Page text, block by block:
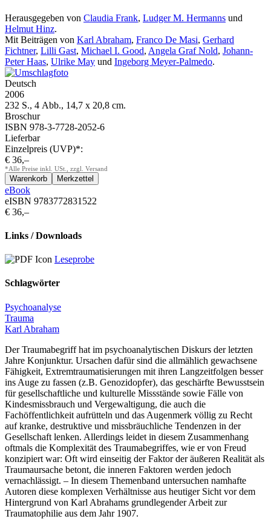
Herausgegeben von Claudia Frank, Ludger M. Hermanns und
Helmut Hinz.
Mit Beiträgen von Karl Abraham, Franco De Masi, Gerhard
Fichtner, Lilli Gast, Michael I. Good, Angela Graf Nold, Johann-
Peter Haas, Ulrike May und Ingeborg Meyer-Palmedo.
Deutsch
2006
232 S., 4 Abb., 14,7 x 20,8 cm.
Broschur
ISBN 978-3-7728-2052-6
Lieferbar
Einzelpreis (UVP)*:
€ 36,–
*Alle Preise inkl. USt., zzgl. Versand
eBook
eISBN 9783772831522
€ 36,–
Links / Downloads
Leseprobe
Schlagwörter
Psychoanalyse
Trauma
Karl Abraham
Der Traumabegriff hat im psychoanalytischen Diskurs der letzten
Jahre Konjunktur. Ursachen dafür sind die allmählich gewachsene
Fähigkeit, Extremtraumatisierungen mit ihren Langzeitfolgen besser
ins Auge zu fassen (z.B. Genozidopfer), das geschärfte Bewusstsein
für gesellschaftliche und kulturelle Missstände sowie Fälle von
Kindesmissbrauch und Vergewaltigung, die auch die
Fachöffentlichkeit aufrütteln und das Augenmerk völlig zu Recht
auf kranke, destruktive und missbräuchliche Tendenzen in der
Gesellschaft lenken. Allerdings leidet in diesem Zusammenhang
oftmals die Komplexität des Traumabegriffes, wie er von Freud
konzipiert war: Oft wird einseitig der Faktor der äußeren Realität als
Traumaursache betont, die inneren Faktoren werden jedoch
vernachlässigt. – In diesem Themenband untersuchen namhafte
Autoren diese komplexen Verhältnisse aus heutiger Sicht vor dem
Hintergrund von Karl Abrahams grundlegender Arbeit zur
Traumatophilie aus dem Jahr 1907.